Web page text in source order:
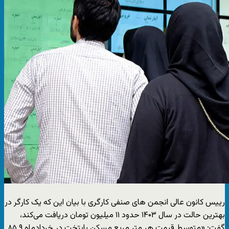
رییس کانون عالی انجمن های صنفی کارگری با بیان این که یک کارگر در
بهترین حالت در سال ۱۴۰۳ حدود ۱۱ میلیون تومان دریافت می‌کند،